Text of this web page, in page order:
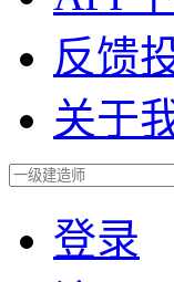
反馈
关于
登录